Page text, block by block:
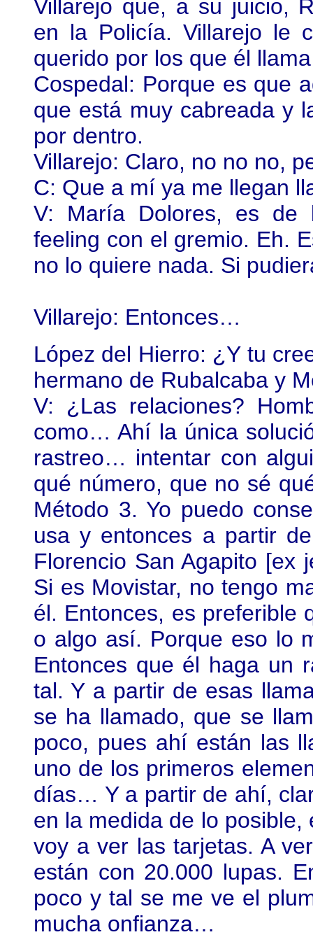
Villarejo que, a su juicio,
en la Policía. Villarejo le
querido por los que él llama
Cospedal: Porque es que
que está muy cabreada y
por dentro.
Villarejo: Claro, no no no,
C: Que a mí ya me llegan
V: María Dolores, es de
feeling con el gremio. Eh.
no lo quiere nada. Si
Villarejo: Entonces…
López del Hierro: ¿Y tu
hermano de Rubalcaba y
V: ¿Las relaciones?
como… Ahí la única
rastreo… intentar con
qué número, que no sé
Método 3. Yo puedo
usa y entonces a partir
Florencio San Agapito [ex
Si es Movistar, no tengo
él. Entonces, es preferible
o algo así. Porque eso lo
Entonces que él haga un
tal. Y a partir de esas
se ha llamado, que se
poco, pues ahí están las
uno de los primeros
días… Y a partir de ahí,
en la medida de lo
voy a ver las tarjetas. A
están con 20.000 lupas.
poco y tal se me ve el
mucha onfianza…